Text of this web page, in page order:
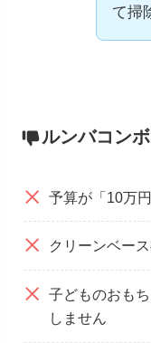
て掃
ルンバコン
予算が「10万
クリーンベー
子どものおも
しません